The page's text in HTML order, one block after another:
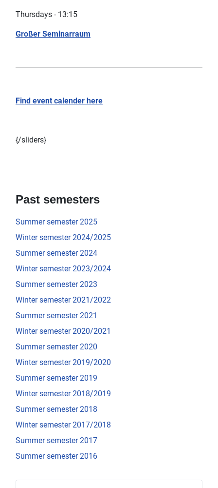
Thursdays - 13:15
Großer Seminarraum
Find event calender here
{/sliders}
Past semesters
Summer semester 2025
Winter semester 2024/2025
Summer semester 2024
Winter semester 2023/2024
Summer semester 2023
Winter semester 2021/2022
Summer semester 2021
Winter semester 2020/2021
Summer semester 2020
Winter semester 2019/2020
Summer semester 2019
Winter semester 2018/2019
Summer semester 2018
Winter semester 2017/2018
Summer semester 2017
Summer semester 2016